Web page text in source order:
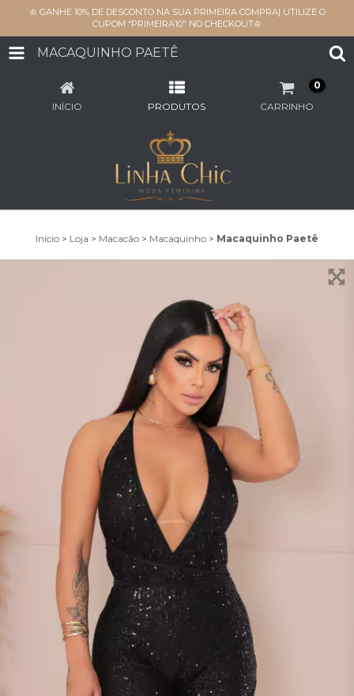
♔ GANHE 10% DE DESCONTO NA SUA PRIMEIRA COMPRA| UTILIZE O
CUPOM “PRIMEIRA10" NO CHECKOUT♔
MACAQUINHO PAETÊ
INÍCIO PRODUTOS CARRINHO
0
Início > Loja > Macacão > Macaquinho > Macaquinho Paetê